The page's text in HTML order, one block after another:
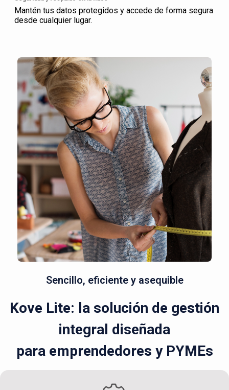
Mantén tus datos protegidos y accede de forma segura
desde cualquier lugar.
Sencillo, eficiente y asequible
Kove Lite: la solución de gestión
integral diseñada
para emprendedores y PYMEs